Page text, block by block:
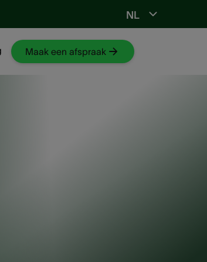
NL
Maak een afspraak
Ga naar NKO-web